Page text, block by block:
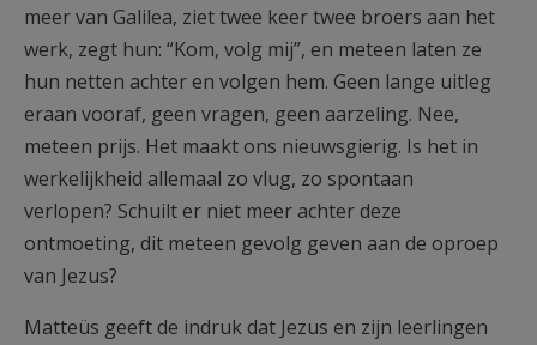
meer van Galilea, ziet twee keer twee broers aan het
werk, zegt hun: “Kom, volg mij”, en meteen laten ze
hun netten achter en volgen hem. Geen lange uitleg
eraan vooraf, geen vragen, geen aarzeling. Nee,
meteen prijs. Het maakt ons nieuwsgierig. Is het in
werkelijkheid allemaal zo vlug, zo spontaan
verlopen? Schuilt er niet meer achter deze
ontmoeting, dit meteen gevolg geven aan de oproep
van Jezus?
Matteüs geeft de indruk dat Jezus en zijn leerlingen